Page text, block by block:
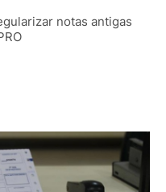
notas antigas